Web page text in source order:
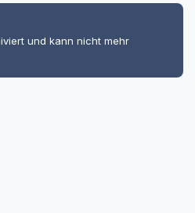
und kann nicht mehr